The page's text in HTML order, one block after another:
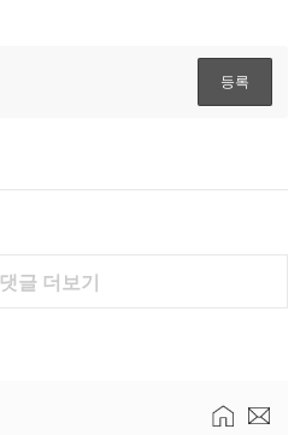
댓글 더보기